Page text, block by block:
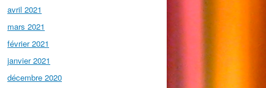
avril 2021
mars 2021
février 2021
janvier 2021
décembre 2020